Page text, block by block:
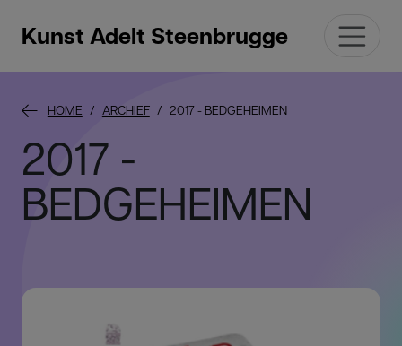
Kunst Adelt Steenbrugge
HOME ARCHIEF 2017 - BEDGEHEIMEN
2017 -
BEDGEHEIMEN